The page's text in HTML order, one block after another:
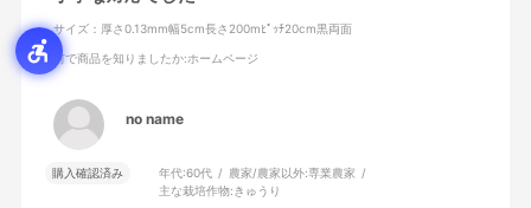
サイズ：厚さ0.13mm幅5cm長さ200mﾋﾟｯﾁ20cm黒両面
何で商品を知りましたか:ホームページ
no name
購入確認済み 年代:60代 農家/農家以外:専業農家
主な栽培作物: きゅうり